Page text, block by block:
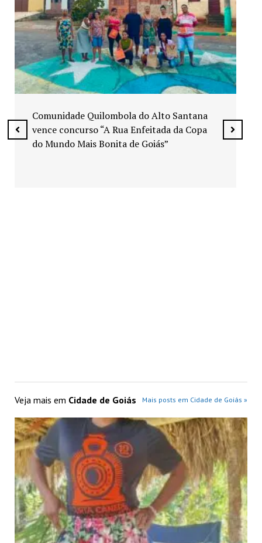
Exposição “Arte em Cores” leva pinturas a
espaços públicos de Senador Canedo
Veja mais em Cidade de Goiás Mais posts em Cidade de Goiás »